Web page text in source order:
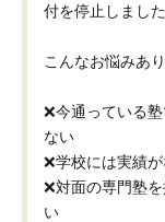
付を停止しました
こんなお悩みあ
❌今通っている
ない
❌学校には実績
❌対面の専門塾
い